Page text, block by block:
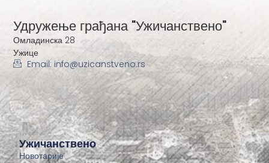
Ужичанствено
Новотарије
Удружење грађана "Ужичанствено"
Омладинска 28
Ужице
Email: info@uzicanstveno.rs